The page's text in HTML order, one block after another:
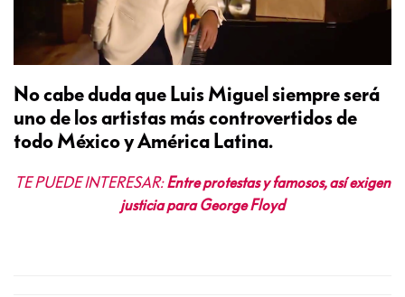
No cabe duda que Luis Miguel siempre será
uno de los artistas más controvertidos de
todo México y América Latina.
TE PUEDE INTERESAR:Entre protestas y famosos, así exigen
justicia para George Floyd